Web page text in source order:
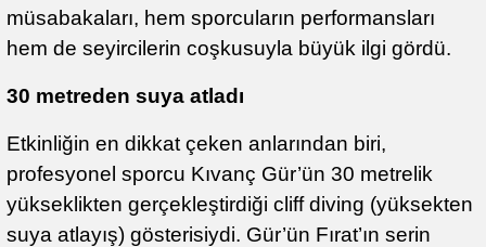
müsabakaları, hem sporcuların performansları
hem de seyircilerin coşkusuyla büyük ilgi gördü.
30 metreden suya atladı
Etkinliğin en dikkat çeken anlarından biri,
profesyonel sporcu Kıvanç Gür’ün 30 metrelik
yükseklikten gerçekleştirdiği cliff diving (yüksekten
suya atlayış) gösterisiydi. Gür’ün Fırat’ın serin